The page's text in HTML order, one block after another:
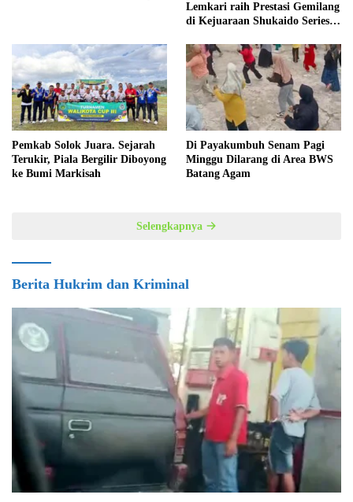
Lemkari raih Prestasi Gemilang
di Kejuaraan Shukaido Series 1
Pemkab Solok Juara. Sejarah
Terukir, Piala Bergilir Diboyong
ke Bumi Markisah
Di Payakumbuh Senam Pagi
Minggu Dilarang di Area BWS
Batang Agam
Selengkapnya
Berita Hukrim dan Kriminal